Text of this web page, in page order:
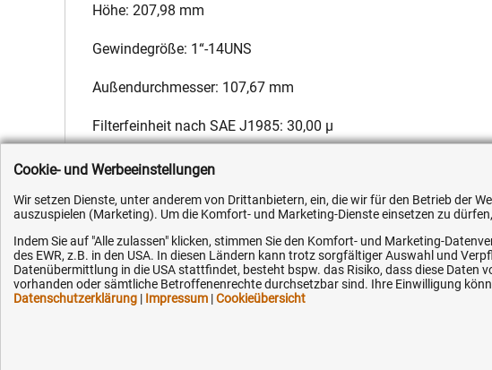
Höhe: 207,98 mm
Gewindegröße: 1“-14UNS
Außendurchmesser: 107,67 mm
Filterfeinheit nach SAE J1985: 30,00 µ
Hersteller: Fleetguard
Kundenhotline (Festnetz): Hilfe & Service
Cookie- und Werbeeinstellungen
Wir setzen Dienste, unter anderem von Drittanbietern, ein, die wir für den Betrieb der
auszuspielen (Marketing). Um die Komfort- und Marketing-Dienste einsetzen zu
Indem Sie auf "Alle zulassen" klicken, stimmen Sie den Komfort- und Marketing-
des EWR, z.B. in den USA. In diesen Ländern kann trotz sorgfältiger Auswahl und
Datenübermittlung in die USA stattfindet, besteht bspw. das Risiko, dass diese
vorhanden oder sämtliche Betroffenenrechte durchsetzbar sind. Ihre Einwilligung
Datenschutzerklärung | Impressum |Cookieübersicht